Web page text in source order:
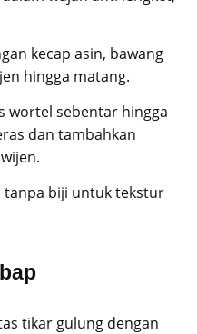
kecap asin, bawang
hingga matang.
wortel sebentar hingga
dan tambahkan
tanpa biji untuk tekstur
tikar gulung dengan